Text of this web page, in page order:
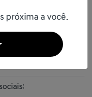
aqui uma visita à Saga
pela crítica e
próxima a você.